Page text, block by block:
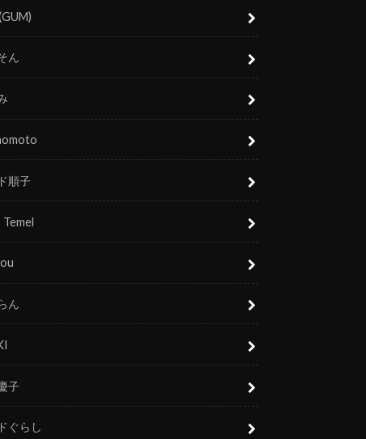
ん
順子
Temel
ん
子
ぐらし